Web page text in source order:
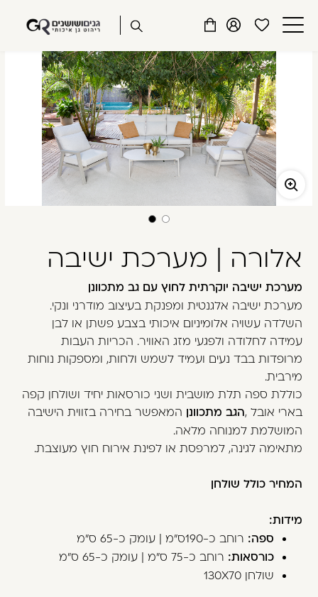
לֵב:
הָאֲתָר.
פתיחת
חלונית
עגלה
פתיחת
חלונית
משתמש
פתיחת
מועדפים
למשתמש
סגור
כבר רשומים? התחברו
משתמש חדש/אורח
דאגנו לכם ליצירת חשבון קלה ומהירה במיוחד.
המשיכו למילוי פרטיכם ותוכלו ליהנות מהיתרונות של
משתמש רשום כבר עכשיו.
להרשמה
חנות אונליין גנים ושושנים
אלורה | מערכת ישיבה
מערכת ישיבה יוקרתית לחוץ עם גב מתכוונן
מערכת ישיבה אלגנטית ומפנקת בעיצוב מודרני ונקי.
השלדה עשויה אלומיניום איכותי בצבע פשתן או לבן
עמידה לחלודה ולפגעי מזג האוויר. הכריות העבות
מרופדות בבד נעים ועמיד לשמש ולחות, ומספקות נוחות
מירבית.
כוללת ספה תלת מושבית ושני כורסאות יחיד ושולחן קפה
בארי אובל ,הגב מתכוונן המאפשר בחירה בזווית הישיבה
המושלמת למנוחה מלאה.
מתאימה לגינה, למרפסת או לפינת אירוח חוץ מעוצבת.
המחיר כולל שולחן
מידות:
ספה: רוחב כ-190ס"מ | עומק כ-65 ס"מ
כורסאות: רוחב כ-75 ס"מ | עומק כ-65 ס"מ
שולחן 130X70